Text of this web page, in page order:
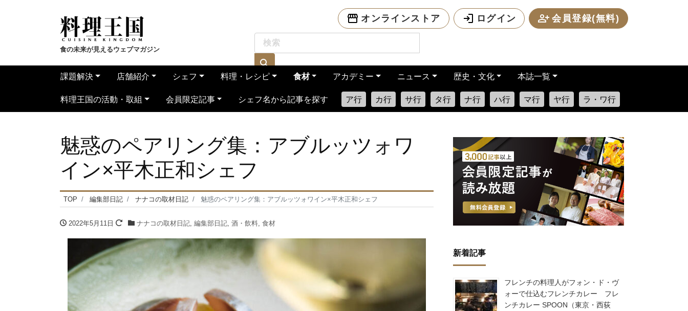
食の未来が見えるウェブマガジン
オンラインストア ログイン 会員登録(無料)
課題解決 店舗紹介 シェフ 料理・レシピ 食材 アカデミー ニュース 歴史・文化 本誌一覧
料理王国の活動・取組 会員限定記事 シェフ名から記事を探す ア行 カ行 サ行 タ行 ナ行 ハ行 マ行 ヤ行 ラ・ワ行
魅惑のペアリング集：アブルッツォワ
イン×平木正和シェフ
TOP 編集部日記 ナナコの取材日記 魅惑のペアリング集：アブルッツォワイン×平木正和シェフ
2022年5月11日 ナナコの取材日記, 編集部日記, 酒・飲料, 食材
新着記事
フレンチの料理人がフォン・ド・ヴ
ォーで仕込むフレンチカレー フレ
ンチカレー SPOON（東京・西荻